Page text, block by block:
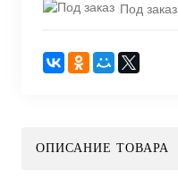
Под заказ
ОПИСАНИЕ ТОВАРА